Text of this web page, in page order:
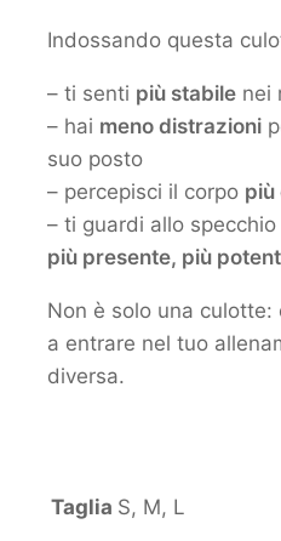
Indossando questa
– ti senti più stabile nei
– hai meno distrazioni
suo posto
– percepisci il corpo più
– ti guardi allo
più presente, più
Non è solo una
a entrare nel tuo
diversa.
Taglia S, M, L